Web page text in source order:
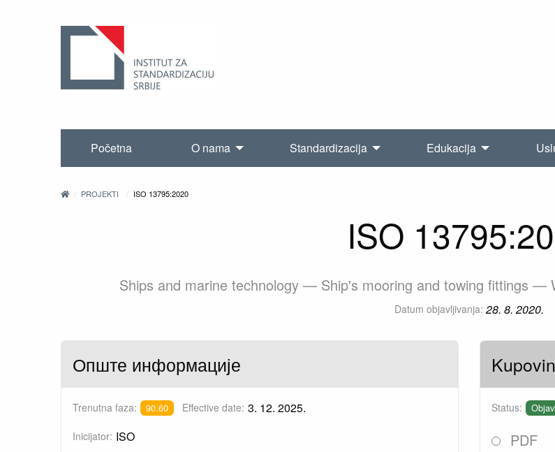
Početna O nama Standardizacija Edukacija
PROJEKTI ISO 13795:2020
ISO
Ships and marine technology — Ship's mooring and towing fittings —
Datum objavljivanja: 28. 8. 2020.
Опште информације
Trenutna faza: 90.60 Effective date: 3. 12. 2025.
Inicijator: ISO
Status:
PDF